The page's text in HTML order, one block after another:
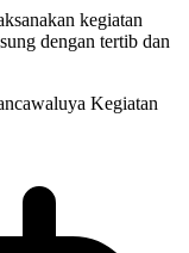
kegiatan
dengan tertib dan
Kegiatan